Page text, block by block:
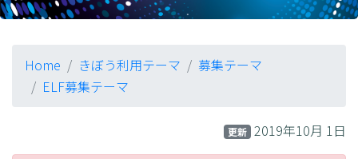
Home きぼう利用テーマ
募集テーマ
ELF募集テーマ
更新 2019年10月 1日